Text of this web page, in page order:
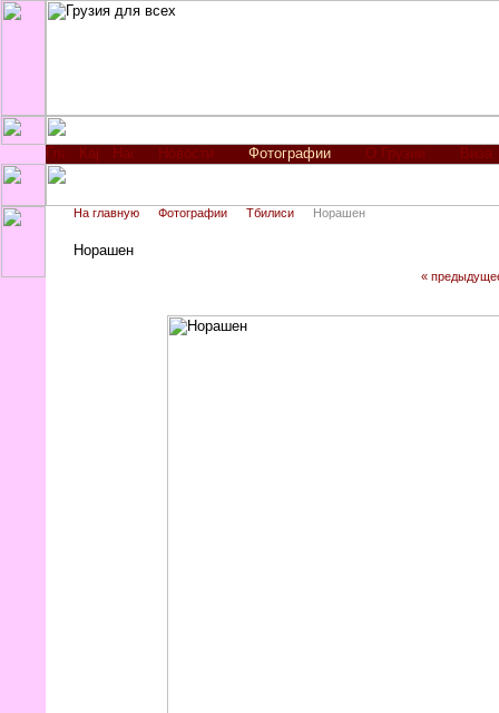
Новости Фотографии О Грузии Виза
На главную Фотографии Тбилиси Норашен
Норашен
«